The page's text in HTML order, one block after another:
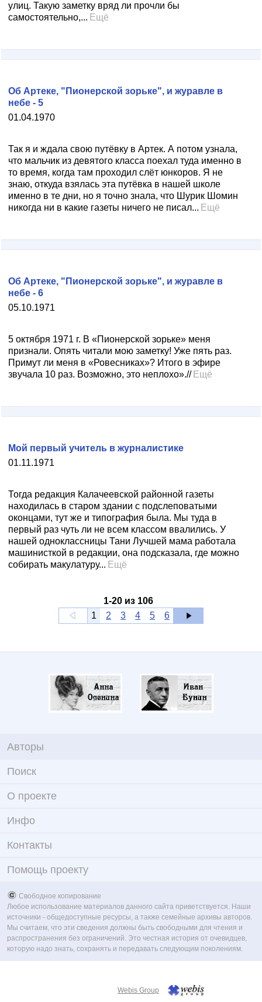
улиц. Такую заметку вряд ли прочли бы
самостоятельно,... Ещё
01.04.1970
Об Артеке, "Пионерской зорьке", и журавле в
небе - 5
Так я и ждала свою путёвку в Артек. А потом узнала,
что мальчик из девятого класса поехал туда именно в
то время, когда там проходил слёт юнкоров. Я не
знаю, откуда взялась эта путёвка в нашей школе
именно в те дни, но я точно знала, что Шурик Шомин
никогда ни в какие газеты ничего не писал... Ещё
05.10.1971
Об Артеке, "Пионерской зорьке", и журавле в
небе - 6
5 октября 1971 г. В «Пионерской зорьке» меня
признали. Опять читали мою заметку! Уже пять раз.
Примут ли меня в «Ровесниках»? Итого в эфире
звучала 10 раз. Возможно, это неплохо».// Ещё
01.11.1971
Мой первый учитель в журналистике
Тогда редакция Калачеевской районной газеты
находилась в старом здании с подслеповатыми
оконцами, тут же и типография была. Мы туда в
первый раз чуть ли не всем классом ввалились. У
нашей одноклассницы Тани Лучшей мама работала
машинисткой в редакции, она подсказала, где можно
собирать макулатуру... Ещё
1-20из 106
1
2 3 4 5 6
Авторы
Поиск
О проекте
Инфо
Контакты
Помощь проекту
Свободное копирование
Любое использование материалов данного сайта приветствуется. Наши
источники - общедоступные ресурсы, а также семейные архивы авторов.
Мы считаем, что эти сведения должны быть свободными для чтения и
распространения без ограничений. Это честная история от очевидцев,
которую надо знать, сохранять и передавать следующим поколениям.
Webis Group